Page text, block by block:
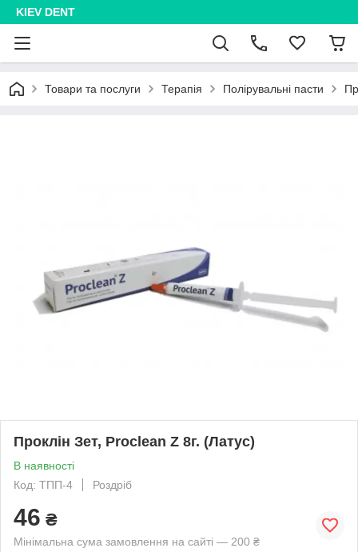
KIEV DENT
Товари та послуги Терапія Полірувальні пасти
Проклін Зет, Proclean Z 8г. (Латус)
В наявності
Код: ТПП-4
Роздріб
46 ₴
Мінімальна сума замовлення на сайті — 200 ₴